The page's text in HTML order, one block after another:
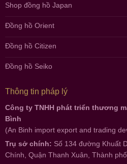
Shop đồng hồ Japan
Đồng hồ Orient
Đồng hồ Citizen
Đồng hồ Seiko
Thông tin pháp lý
Công ty TNHH phát triển thương
Bình
(An Binh import export and trading
Trụ sở chính: Số 134 đường Khuất
Chính, Quận Thanh Xuân, Thành